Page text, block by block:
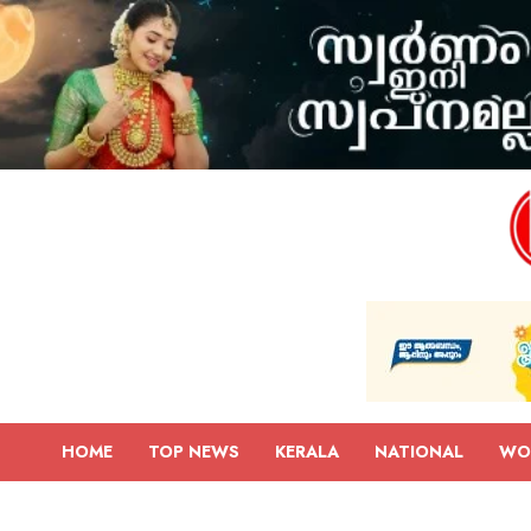
HOME TOP NEWS KERALA NATIONAL